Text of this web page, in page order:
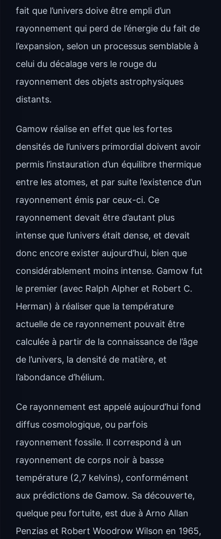
fait que l’univers doive être empli d’un
rayonnement qui perd de l’énergie du fait de
l’expansion, selon un processus semblable à
celui du décalage vers le rouge du
rayonnement des objets astrophysiques
distants.
Gamow réalise en effet que les fortes
densités de l’univers primordial doivent avoir
permis l’instauration d’un équilibre thermique
entre les atomes, et par suite l’existence d’un
rayonnement émis par ceux-ci. Ce
rayonnement devait être d’autant plus
intense que l’univers était dense, et devait
donc encore exister aujourd’hui, bien que
considérablement moins intense. Gamow fut
le premier (avec Ralph Alpher et Robert C.
Herman) à réaliser que la température
actuelle de ce rayonnement pouvait être
calculée à partir de la connaissance de l’âge
de l’univers, la densité de matière, et
l’abondance d’hélium.
Ce rayonnement est appelé aujourd’hui fond
diffus cosmologique, ou parfois
rayonnement fossile. Il correspond à un
rayonnement de corps noir à basse
température (2,7 kelvins), conformément
aux prédictions de Gamow. Sa découverte,
quelque peu fortuite, est due à Arno Allan
Penzias et Robert Woodrow Wilson en 1965,